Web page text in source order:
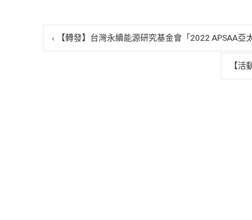
【轉發】台灣永續能源研究基金會「2022 APSAA亞
【